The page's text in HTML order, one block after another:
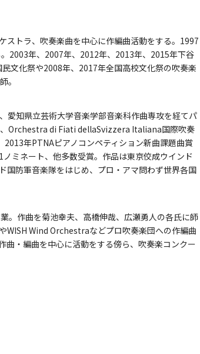
ストラ、吹奏楽曲を中心に作編曲活動をする。1997
2003年、2007年、2012年、2013年、2015年下谷
文化祭や2008年、2017年全国高校文化祭の吹奏楽
。
愛知県立芸術大学音楽学部音楽科作曲専攻を経てパ
、Orchestra di Fiati dellaSvizzera Italiana国際吹奏
年PTNAピアノコンペティション新曲課題曲賞
ミネート、他多数受賞。作品は東京佼成ウインド
国防軍音楽隊をはじめ、プロ・アマ問わず世界各国
。作曲を菊池幸夫、高橋伸哉、広瀬勇人の各氏に師
WISH Wind Orchestraなどプロ吹奏楽団への作編曲
曲・編曲を中心に活動をする傍ら、吹奏楽コンクー